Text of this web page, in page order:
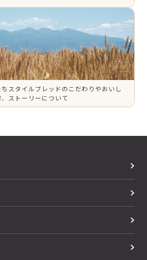
スタイルブレッドのこだわりやおいし
ストーリーについて